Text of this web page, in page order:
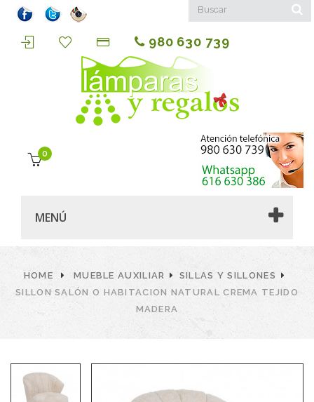
980 630 739
0
MENÚ
HOME MUEBLE AUXILIAR
SILLAS Y SILLONES
SILLON SALÓN O HABITACION NATURAL CREMA TEJIDO
MADERA